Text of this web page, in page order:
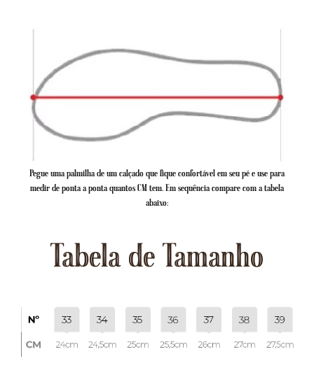
Pegue uma palmilha de um calçado que fique confortável em seu pé e use para
medir de ponta a ponta quantos CM tem. Em sequência compare com a tabela
abaixo:
Tabela de Tamanho